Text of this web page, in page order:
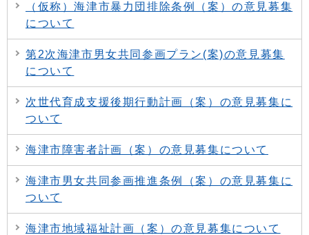
（仮称）海津市暴力団排除条例（案）の意見募集
について
第2次海津市男女共同参画プラン(案)の意見募集
について
次世代育成支援後期行動計画（案）の意見募集に
ついて
海津市障害者計画（案）の意見募集について
海津市男女共同参画推進条例（案）の意見募集に
ついて
海津市地域福祉計画（案）の意見募集について